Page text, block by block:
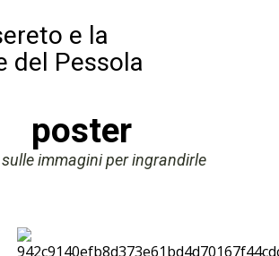
e la
del Pessola
poster
immagini per ingrandirle